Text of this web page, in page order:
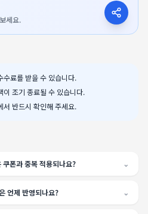
세요.
수료를 받을 수 있습니다.
이 조기 종료될 수 있습니다.
서 반드시 확인해 주세요.
쿠폰과 중복 적용되나요? ⌄
언제 반영되나요? ⌄